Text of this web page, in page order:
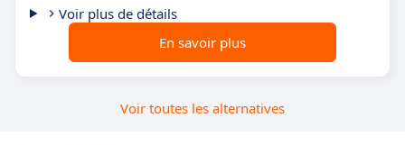
Voir plus de détails
En savoir plus
Voir toutes les alternatives